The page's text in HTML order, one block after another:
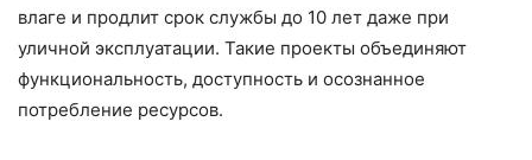
влаге и продлит срок службы до 10 лет даже при
уличной эксплуатации. Такие проекты объединяют
функциональность, доступность и осознанное
потребление ресурсов.